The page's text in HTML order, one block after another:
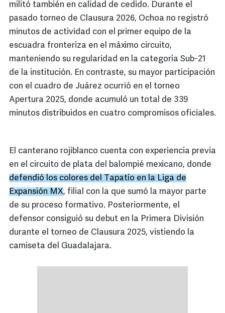
militó también en calidad de cedido. Durante el
pasado torneo de Clausura 2026, Ochoa no registró
minutos de actividad con el primer equipo de la
escuadra fronteriza en el máximo circuito,
manteniendo su regularidad en la categoría Sub-21
de la institución. En contraste, su mayor participación
con el cuadro de Juárez ocurrió en el torneo
Apertura 2025, donde acumuló un total de 339
minutos distribuidos en cuatro compromisos oficiales.
El canterano rojiblanco cuenta con experiencia previa
en el circuito de plata del balompié mexicano, donde
defendió los colores del Tapatío en la Liga de
Expansión MX, filial con la que sumó la mayor parte
de su proceso formativo. Posteriormente, el
defensor consiguió su debut en la Primera División
durante el torneo de Clausura 2025, vistiendo la
camiseta del Guadalajara.